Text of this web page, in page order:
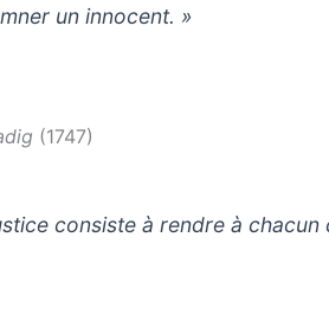
un innocent. »
(1747)
consiste à rendre à